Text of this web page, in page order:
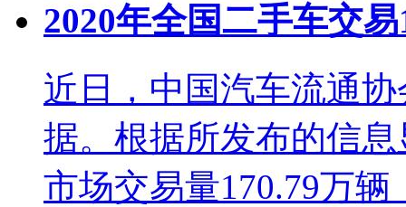
2020年全国二手车交
近日，中国汽车流通
据。根据所发布的信
市场交易量170.79万